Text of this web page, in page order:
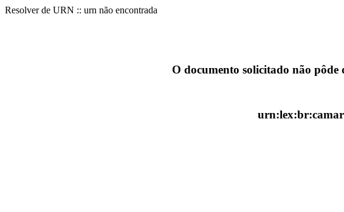
Resolver de URN :: urn não encontrada
O documento solicitado não